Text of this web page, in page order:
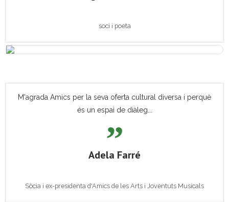
soci i poeta
M'agrada Amics per la seva oferta cultural diversa i perquè
és un espai de diàleg...
Adela Farré
Sòcia i ex-presidenta d'Amics de les Arts i Joventuts Musicals